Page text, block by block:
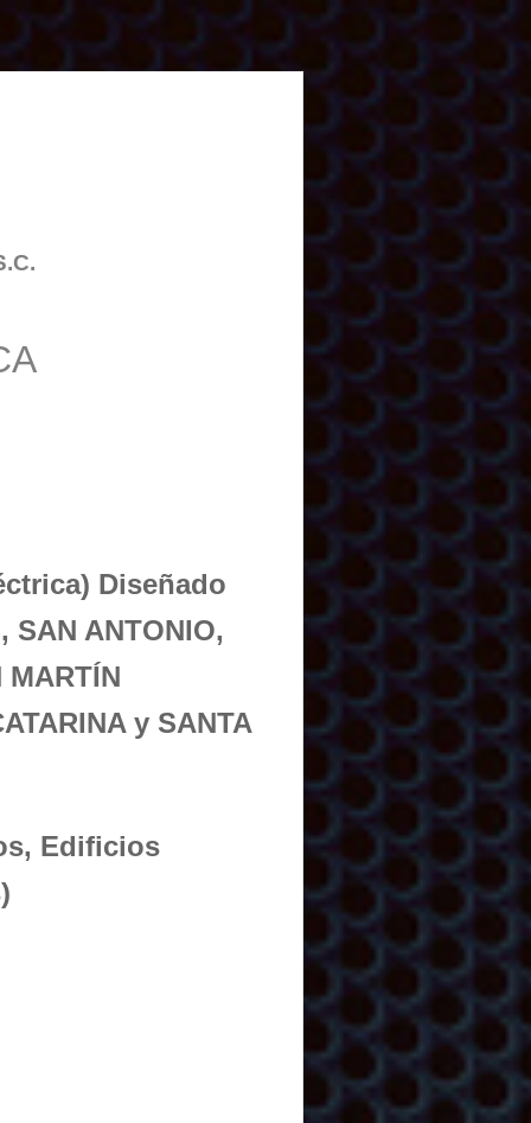
Diseñado
SAN ANTONIO,
MARTÍN
y SANTA
Edificios